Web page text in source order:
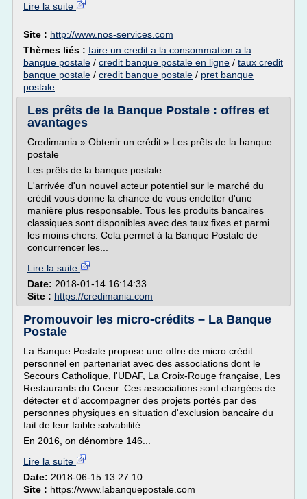
Lire la suite
Site : http://www.nos-services.com
Thèmes liés : faire un credit a la consommation a la
banque postale / credit banque postale en ligne / taux credit
banque postale / credit banque postale / pret banque
postale
Les prêts de la Banque Postale : offres et
avantages
Credimania » Obtenir un crédit » Les prêts de la banque
postale
Les prêts de la banque postale
L'arrivée d'un nouvel acteur potentiel sur le marché du
crédit vous donne la chance de vous endetter d'une
manière plus responsable. Tous les produits bancaires
classiques sont disponibles avec des taux fixes et parmi
les moins chers. Cela permet à la Banque Postale de
concurrencer les...
Lire la suite
Date: 2018-01-14 16:14:33
Site : https://credimania.com
Promouvoir les micro-crédits – La Banque
Postale
La Banque Postale propose une offre de micro crédit
personnel en partenariat avec des associations dont le
Secours Catholique, l'UDAF, La Croix-Rouge française, Les
Restaurants du Coeur. Ces associations sont chargées de
détecter et d'accompagner des projets portés par des
personnes physiques en situation d'exclusion bancaire du
fait de leur faible solvabilité.
En 2016, on dénombre 146...
Lire la suite
Date: 2018-06-15 13:27:10
Site : https://www.labanquepostale.com